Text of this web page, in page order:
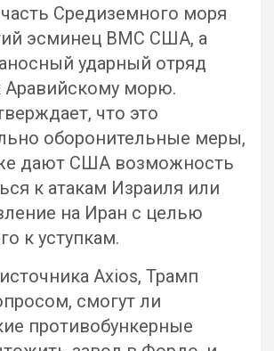
Средиземного моря
эсминец ВМС США, а
ударный отряд
Аравийскому морю.
что это
оборонительные меры,
дают США возможность
к атакам Израиля или
на Иран с целью
к уступкам.
Axios, Трамп
смогут ли
противобункерные